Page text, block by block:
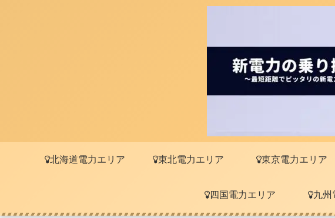
北海道電力エリア 東北電力エリア 東京電力エリア
四国電力エリア 九州